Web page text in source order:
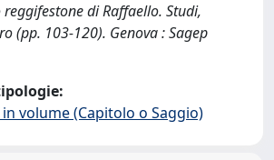
di Raffaello. Studi,
(pp. 103-120). Genova : Sagep
volume (Capitolo o Saggio)